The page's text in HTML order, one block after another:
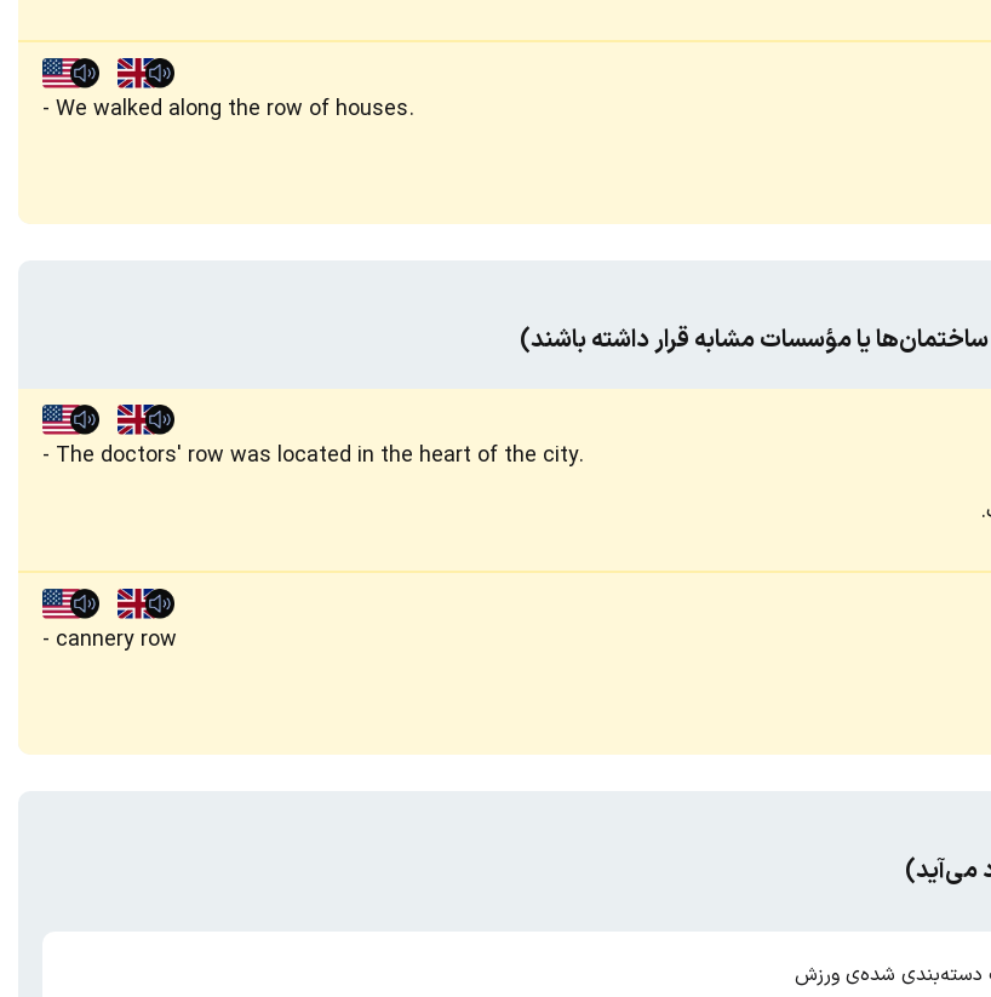
We walked along the row of houses.
یا مؤسسات مشابه قرار داشته باشند)
The doctors' row was located in the heart of the city.
cannery row
می‌آید)
دسته‌بندی شده‌ی ورزش